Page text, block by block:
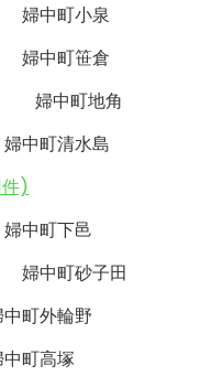
婦中町小泉
婦中町笹倉
婦中町地角
婦中町清水島
)
婦中町下邑
婦中町砂子田
町外輪野
町高塚